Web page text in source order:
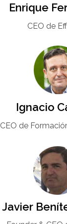
Enrique
CEO de
Ignacio
CEO de
Javier